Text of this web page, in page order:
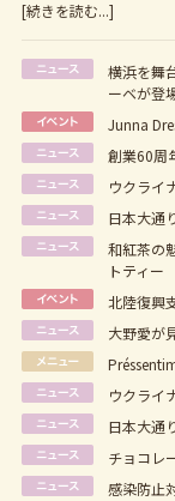
[続きを読む...]
横浜を舞
ーベが登
Junna
創業60周
ウクライ
日本大通
和紅茶の
トティー
北陸復興
大野愛が
ウクラ
日本大通
チョコレ
感染防止